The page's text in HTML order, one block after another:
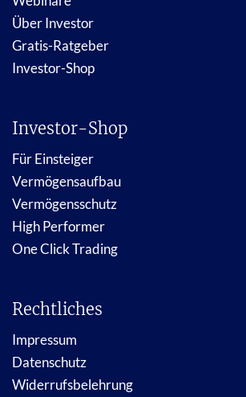
Über Investor
Gratis-Ratgeber
Investor-Shop
Investor-Shop
Für Einsteiger
Vermögensaufbau
Vermögensschutz
High Performer
One Click Trading
Rechtliches
Impressum
Datenschutz
Widerrufsbelehrung